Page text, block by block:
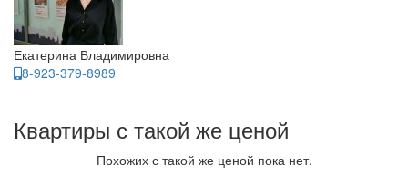
Екатерина Владимировна
8-923-379-8989
Квартиры с такой же ценой
Похожих с такой же ценой пока нет.